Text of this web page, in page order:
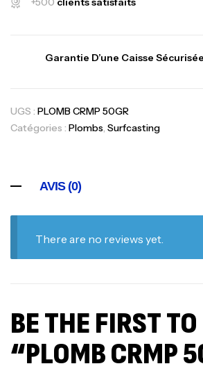
Garantie D’une Caisse
UGS : PLOMB CRMP 50GR
Catégories : Plombs, Surfcasting
AVIS (0)
There are no reviews yet.
BE THE FIRST
“PLOMB CRMP